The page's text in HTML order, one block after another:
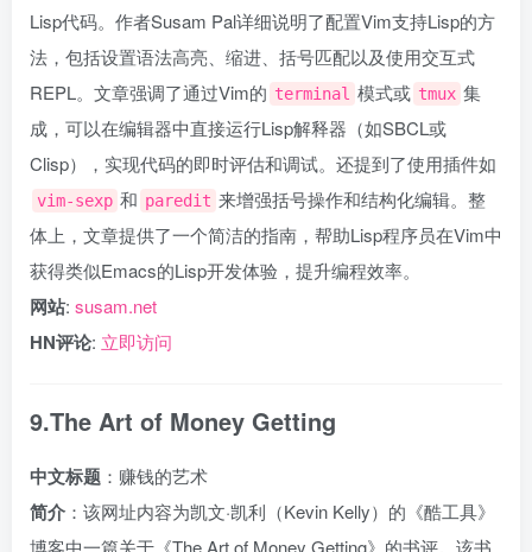
Lisp代码。作者Susam Pal详细说明了配置Vim支持Lisp的方
法，包括设置语法高亮、缩进、括号匹配以及使用交互式
REPL。文章强调了通过Vim的 terminal 模式或 tmux 集
成，可以在编辑器中直接运行Lisp解释器（如SBCL或
Clisp），实现代码的即时评估和调试。还提到了使用插件如
vim-sexp 和 paredit 来增强括号操作和结构化编辑。整
体上，文章提供了一个简洁的指南，帮助Lisp程序员在Vim中
获得类似Emacs的Lisp开发体验，提升编程效率。
网站: susam.net
HN评论: 立即访问
9.The Art of Money Getting
中文标题 ：赚钱的艺术
简介 ：该网址内容为凯文·凯利（Kevin Kelly）的《酷工具》
博客中一篇关于《The Art of Money Getting》的书评。该书